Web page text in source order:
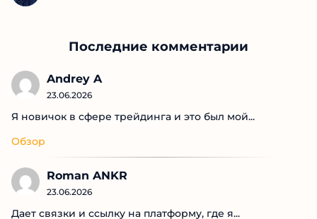
Последние комментарии
Andrey A
23.06.2026
Я новичок в сфере трейдинга и это был мой...
Обзор
Roman ANKR
23.06.2026
Дает связки и ссылку на платформу, где я...